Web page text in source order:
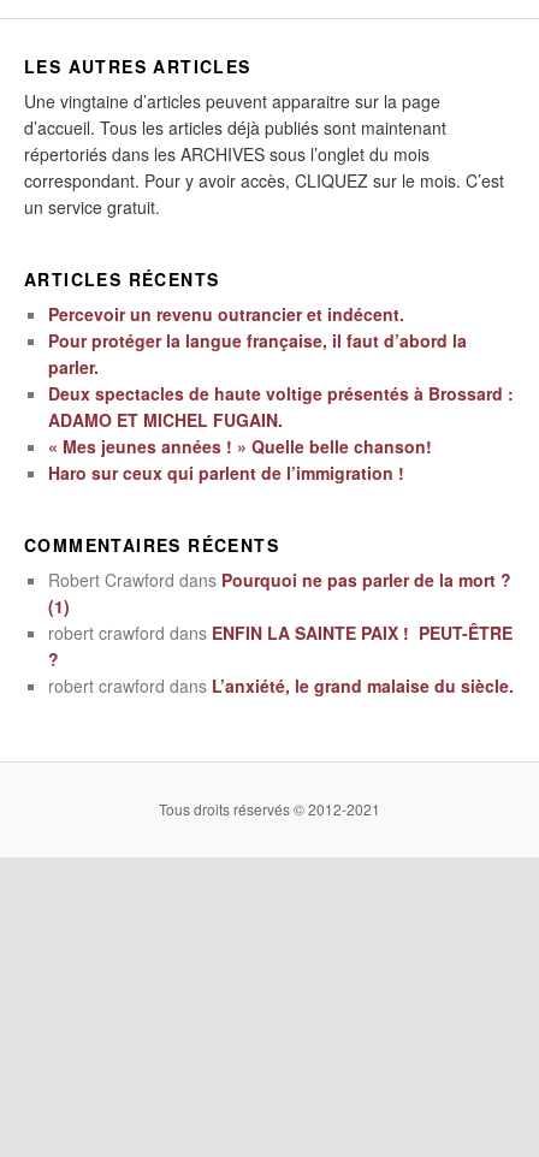
LES AUTRES ARTICLES
Une vingtaine d’articles peuvent apparaitre sur la page
d’accueil. Tous les articles déjà publiés sont maintenant
répertoriés dans les ARCHIVES sous l’onglet du mois
correspondant. Pour y avoir accès, CLIQUEZ sur le mois. C’est
un service gratuit.
ARTICLES RÉCENTS
Percevoir un revenu outrancier et indécent.
Pour protéger la langue française, il faut d’abord la
parler.
Deux spectacles de haute voltige présentés à Brossard :
ADAMO ET MICHEL FUGAIN.
« Mes jeunes années ! » Quelle belle chanson!
Haro sur ceux qui parlent de l’immigration !
COMMENTAIRES RÉCENTS
Robert Crawford dans Pourquoi ne pas parler de la mort ?
(1)
robert crawford dans ENFIN LA SAINTE PAIX ! PEUT-ÊTRE
?
robert crawford dans L’anxiété, le grand malaise du siècle.
Tous droits réservés © 2012-2021